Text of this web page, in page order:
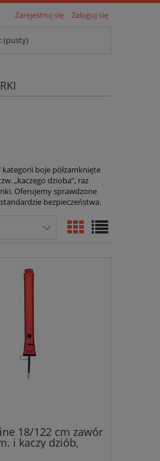
Zarejestruj się Zaloguj się
(pusty)
boje półzamknięte
„kaczego dzioba”, raz
Oferujemy sprawdzone
bezpieczeństwa.
18/122 cm zawór
i kaczy dziób,